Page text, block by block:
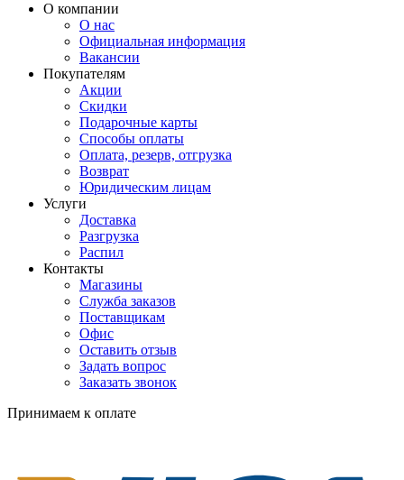
О компании
О нас
Официальная информация
Вакансии
Покупателям
Акции
Скидки
Подарочные карты
Способы оплаты
Оплата, резерв, отгрузка
Возврат
Юридическим лицам
Услуги
Доставка
Разгрузка
Распил
Контакты
Магазины
Служба заказов
Поставщикам
Офис
Оставить отзыв
Задать вопрос
Заказать звонок
Принимаем к оплате